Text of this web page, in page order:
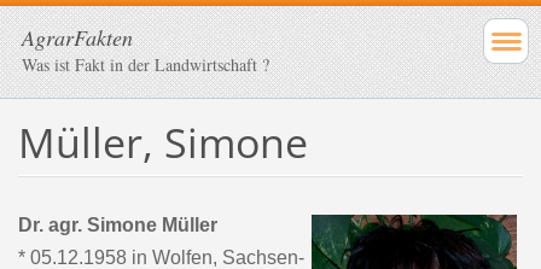
AgrarFakten
Was ist Fakt in der Landwirtschaft ?
Müller, Simone
Dr. agr. Simone Müller
* 05.12.1958 in Wolfen, Sachsen-